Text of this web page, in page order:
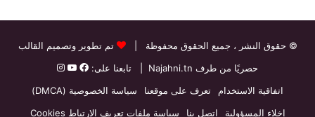
© حقوق النشر ، جميع الحقوق محفوظة |
تم تطوير وتصميم القالب
حصريًا من طرف Najahni.tn | تابعنا على:
اتفاقية الاستخدام
تعرف على موقعنا
سياسة الخصوصية (DMCA)
إخلاء المسؤولية
اتصل بنا سياسة ملفات تعريف الارتباط Cookies